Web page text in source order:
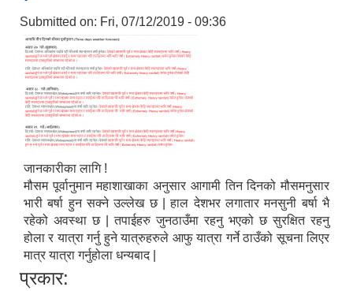
Submitted on: Fri, 07/12/2019 - 09:36
जानकारीका लागि !
मौसम पूर्वानुमान महाशाखाका अनुसार आगामी तिन दिनको मौसमनुसार
भारी बर्षा हुन सक्ने उल्लेख छ | हाल देशभर लगातार मनसुनी बर्षा भै
रहेको अवस्था छ | तपाईहरु जुनठाउँमा रहनु भएको छ सुरक्षित रहनु
होला र यात्रा गर्नु हुने यात्रुहरुले आफु यात्रा गर्ने ठाउँको सूचना लिएर
मात्र यात्रा गर्नुहोला धन्यबाद |
प्रकार: